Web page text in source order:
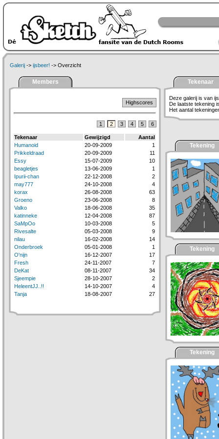
Galerij -> ijsbeer! -> Overzicht
Members
Highscores
1 2 3 4 5 6
Tekenaar Gewijzigd
Aantal
Humanoid
20-09-2009
1
Prikkeldraad
20-09-2009
11
Essy
15-07-2009
10
beagletjes
13-06-2009
1
Ipurii-chan
22-12-2008
2
may777
24-10-2008
4
korax
26-08-2008
63
Groeno
23-06-2008
8
Valko
18-06-2008
35
katinneke
12-04-2008
87
SaMpOo
10-03-2008
5
Rivesalte
05-03-2008
9
nilau
16-02-2008
14
Onderbroek
05-01-2008
1
O'nijn
16-12-2007
17
Fresh
24-11-2007
7
DeKat
08-11-2007
34
Sjeempie
28-10-2007
2
HeleentJJ..!!
14-10-2007
4
Tanja
18-08-2007 27
Tekenaar
Deze galerij is van
De laatste tekening
Het aantal
Tekening
Tekening
Tekening